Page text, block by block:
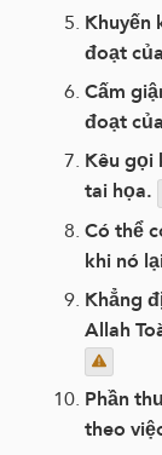
Khuyến
đoạt
Cấm
đoạt
Kêu
tai họa.
Có thể
khi nó
Khẳng
Allah
Phần
theo